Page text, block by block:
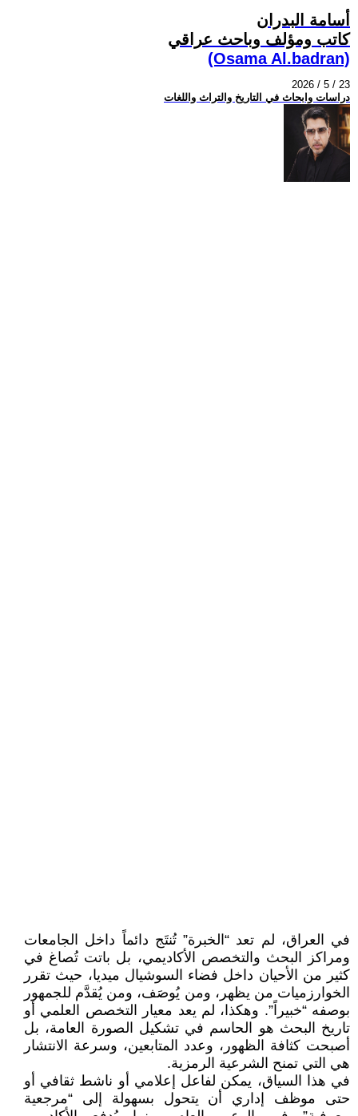
أسامة البدران
كاتب ومؤلف وباحث عراقي
(Osama Al.badran)
2026 / 5 / 23
دراسات وابحاث في التاريخ والتراث واللغات
في العراق، لم تعد “الخبرة” تُنتَج دائماً داخل الجامعات
ومراكز البحث والتخصص الأكاديمي، بل باتت تُصاغ في
كثير من الأحيان داخل فضاء السوشيال ميديا، حيث تقرر
الخوارزميات من يظهر، ومن يُوصَف، ومن يُقدَّم للجمهور
بوصفه “خبيراً”. وهكذا، لم يعد معيار التخصص العلمي أو
تاريخ البحث هو الحاسم في تشكيل الصورة العامة، بل
أصبحت كثافة الظهور، وعدد المتابعين، وسرعة الانتشار
هي التي تمنح الشرعية الرمزية.
في هذا السياق، يمكن لفاعل إعلامي أو ناشط ثقافي أو
حتى موظف إداري أن يتحول بسهولة إلى “مرجعية